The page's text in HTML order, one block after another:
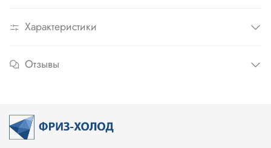
Характеристики
Отзывы